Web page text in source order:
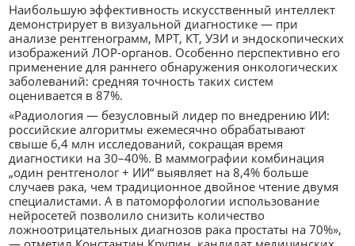
Наибольшую эффективность искусственный интеллект
демонстрирует в визуальной диагностике — при
анализе рентгенограмм, МРТ, КТ, УЗИ и эндоскопических
изображений ЛОР-органов. Особенно перспективно его
применение для раннего обнаружения онкологических
заболеваний: средняя точность таких систем
оценивается в 87%.
«Радиология — безусловный лидер по внедрению ИИ:
российские алгоритмы ежемесячно обрабатывают
свыше 6,4 млн исследований, сокращая время
диагностики на 30–40%. В маммографии комбинация
„один рентгенолог + ИИ“ выявляет на 8,4% больше
случаев рака, чем традиционное двойное чтение двумя
специалистами. А в патоморфологии использование
нейросетей позволило снизить количество
ложноотрицательных диагнозов рака простаты на 70%»,